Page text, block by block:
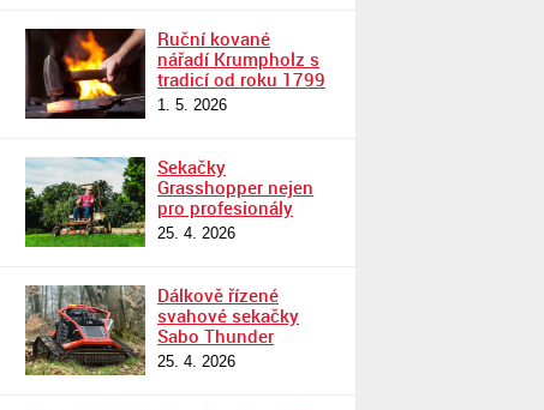
Ruční kované
nářadí Krumpholz s
tradicí od roku 1799
1. 5. 2026
Sekačky
Grasshopper nejen
pro profesionály
25. 4. 2026
Dálkově řízené
svahové sekačky
Sabo Thunder
25. 4. 2026